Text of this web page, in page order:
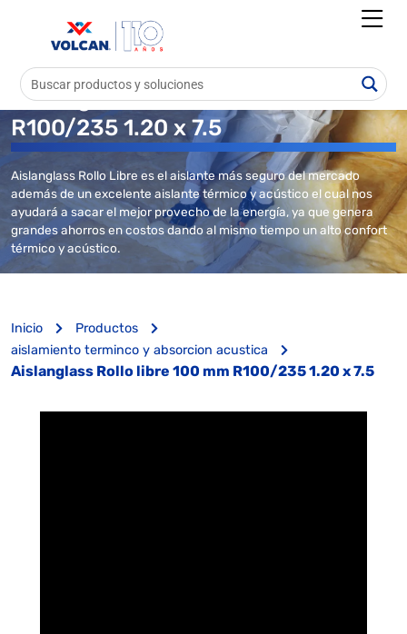
Aislanglass Rollo libre 100 mm
R100/235 1.20 x 7.5
Aislanglass Rollo Libre es el aislante más seguro del mercado
además de un excelente aislante térmico y acústico el cual nos
ayudará a sacar el mejor provecho de la energía, ya que genera
grandes ahorros en costos dando al mismo tiempo un alto confort
térmico y acústico.
Inicio
Productos
aislamiento terminco y absorcion acustica
Aislanglass Rollo libre 100 mm R100/235 1.20 x 7.5